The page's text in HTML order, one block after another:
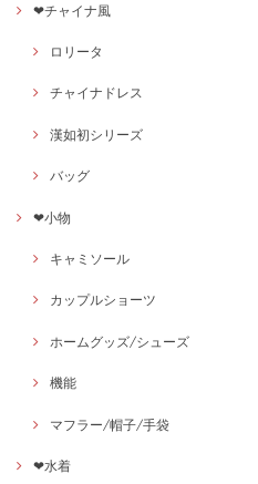
❤チャイナ風
ロリータ
チャイナドレス
漢如初シリーズ
バッグ
❤小物
キャミソール
カップルショーツ
ホームグッズ/シューズ
機能
マフラー/帽子/手袋
❤水着